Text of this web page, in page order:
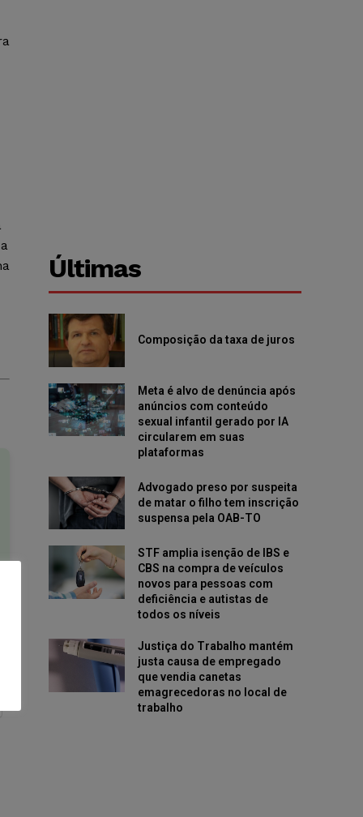
Últimas
Composição da taxa de juros
Meta é alvo de denúncia após
anúncios com conteúdo
sexual infantil gerado por IA
circularem em suas
plataformas
Advogado preso por suspeita
de matar o filho tem inscrição
suspensa pela OAB-TO
STF amplia isenção de IBS e
CBS na compra de veículos
novos para pessoas com
deficiência e autistas de
todos os níveis
Justiça do Trabalho mantém
justa causa de empregado
que vendia canetas
emagrecedoras no local de
trabalho